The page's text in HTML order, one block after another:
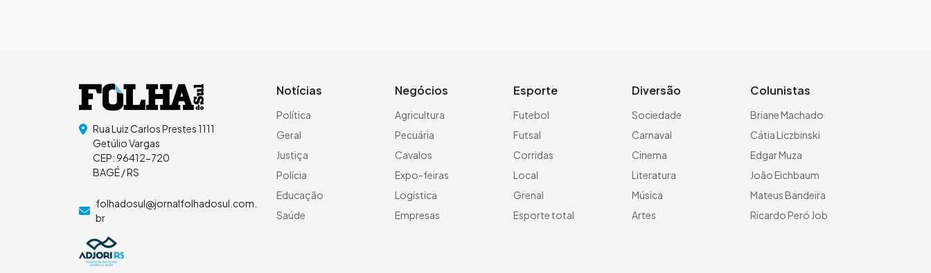
Rua Luiz Carlos Prestes 1111
Getúlio Vargas
CEP: 96412-720
BAGÉ / RS
folhadosul@jornalfolhadosul.com.
br
Notícias
Política
Geral
Justiça
Polícia
Educação
Saúde
Negócios
Agricultura
Pecuária
Cavalos
Expo-feiras
Logística
Empresas
Esporte
Futebol
Futsal
Corridas
Local
Grenal
Esporte total
Diversão
Sociedade
Carnaval
Cinema
Literatura
Música
Artes
Colunistas
Briane Machado
Cátia Liczbinski
Edgar Muza
João Eichbaum
Mateus Bandeira
Ricardo Peró Job